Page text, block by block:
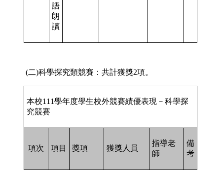
語
朗
讀
(二)科學探究類競賽：共計獲獎2項。
本校111學年度學生校外競賽績優表現－科學探
究競賽
項次 項目 獎項 獲獎人員
指導老
師
備
考